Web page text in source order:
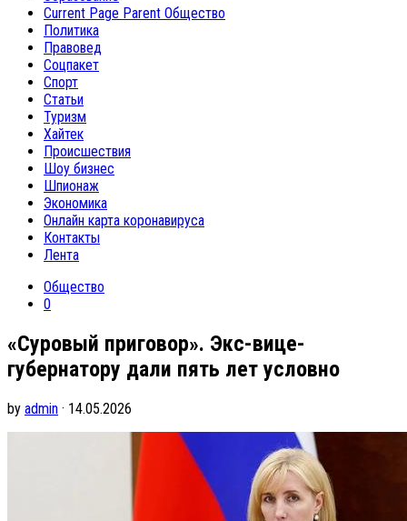
Current Page Parent Общество
Политика
Правовед
Соцпакет
Спорт
Статьи
Туризм
Хайтек
Происшествия
Шоу бизнес
Шпионаж
Экономика
Онлайн карта коронавируса
Контакты
Лента
Общество
0
«Суровый приговор». Экс-вице-
губернатору дали пять лет условно
by admin · 14.05.2026